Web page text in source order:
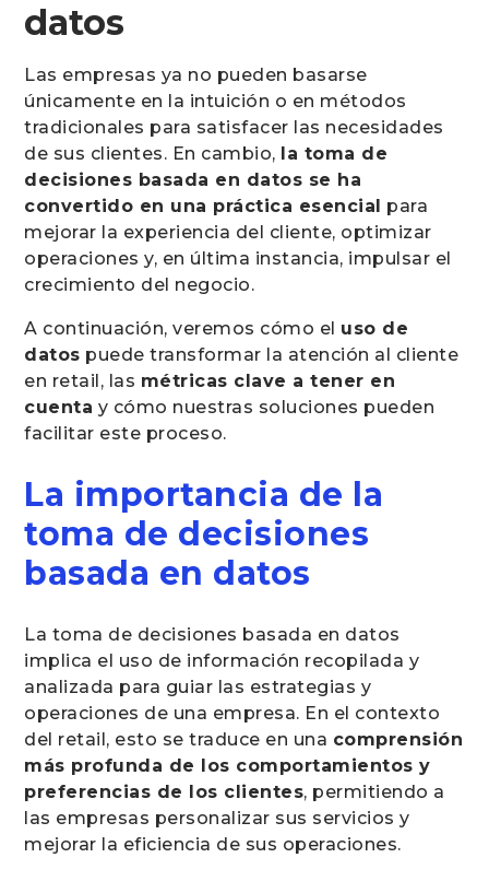
datos
Las empresas ya no pueden basarse
únicamente en la intuición o en métodos
tradicionales para satisfacer las necesidades
de sus clientes. En cambio, la toma de
decisiones basada en datos se ha
convertido en una práctica esencial para
mejorar la experiencia del cliente, optimizar
operaciones y, en última instancia, impulsar el
crecimiento del negocio.
A continuación, veremos cómo el uso de
datos puede transformar la atención al cliente
en retail, las métricas clave a tener en
cuenta y cómo nuestras soluciones pueden
facilitar este proceso.
La importancia de la
toma de decisiones
basada en datos
La toma de decisiones basada en datos
implica el uso de información recopilada y
analizada para guiar las estrategias y
operaciones de una empresa. En el contexto
del retail, esto se traduce en una comprensión
más profunda de los comportamientos y
preferencias de los clientes, permitiendo a
las empresas personalizar sus servicios y
mejorar la eficiencia de sus operaciones.